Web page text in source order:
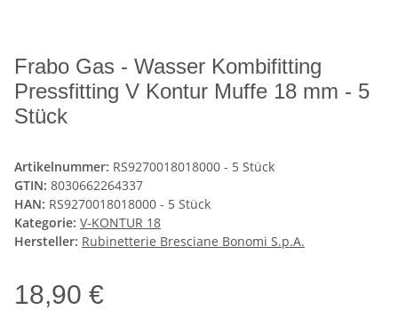
Frabo Gas - Wasser Kombifitting
Pressfitting V Kontur Muffe 18 mm - 5
Stück
Artikelnummer: RS9270018018000 - 5 Stück
GTIN: 8030662264337
HAN: RS9270018018000 - 5 Stück
Kategorie: V-KONTUR 18
Hersteller: Rubinetterie Bresciane Bonomi S.p.A.
18,90 €